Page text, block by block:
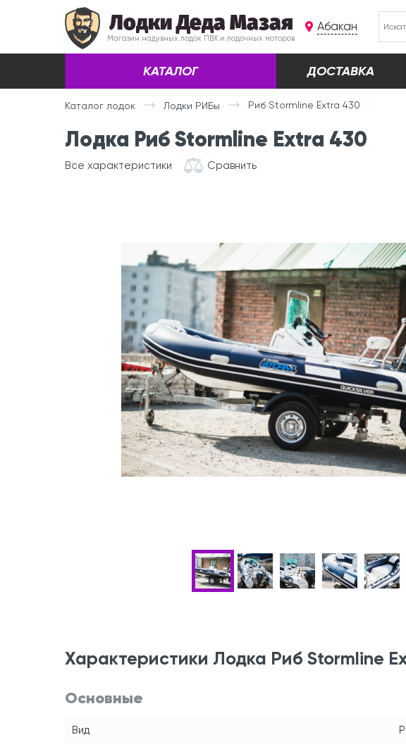
Лодки Деда Мазая
Магазин надувных лодок ПВХ и лодочных моторов
Абакан
КАТАЛОГ ДОСТАВКА
Каталог лодок Лодки РИБы Риб Stormline Extra 430
Лодка Риб Stormline Extra 430
Все характеристики Сравнить
Характеристики Лодка Риб Stormline
Основные
Вид